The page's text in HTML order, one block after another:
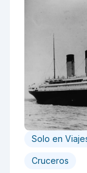
Solo en
Cruceros